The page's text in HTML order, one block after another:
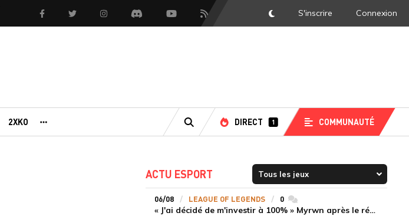
FacebookTwitter InstagramDiscord YoutubeFlux RSS DarkMode
S'inscrire Connexion
2XKO
RECHERCHE
DIRECT 1 COMMUNAUTÉ
ACTU ESPORT
06/08 LEAGUE OF LEGENDS 0commentaires
« J'ai décidé de m'investir à 100% » Myrwn après le réveil de Movistar KOI face à Fnatic